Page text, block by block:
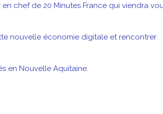
chef de 20 Minutes France qui viendra
nouvelle économie digitale et rencontrer
en Nouvelle Aquitaine.